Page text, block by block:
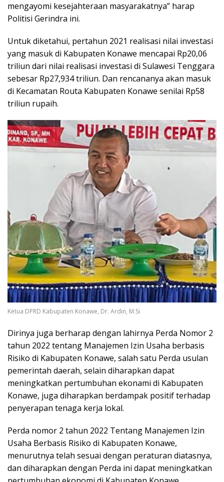
mengayomi kesejahteraan masyarakatnya” harap
Politisi Gerindra ini.
Untuk diketahui, pertahun 2021 realisasi nilai investasi
yang masuk di Kabupaten Konawe mencapai Rp20,06
triliun dari nilai realisasi investasi di Sulawesi Tenggara
sebesar Rp27,934 triliun. Dan rencananya akan masuk
di Kecamatan Routa Kabupaten Konawe senilai Rp58
triliun rupaih.
Ketua DPRD Kabupaten Konawe, Dr. Ardin, M.Si
Dirinya juga berharap dengan lahirnya Perda Nomor 2
tahun 2022 tentang Manajemen Izin Usaha berbasis
Risiko di Kabupaten Konawe, salah satu Perda usulan
pemerintah daerah, selain diharapkan dapat
meningkatkan pertumbuhan ekonami di Kabupaten
Konawe, juga diharapkan berdampak positif terhadap
penyerapan tenaga kerja lokal.
Perda nomor 2 tahun 2022 Tentang Manajemen Izin
Usaha Berbasis Risiko di Kabupaten Konawe,
menurutnya telah sesuai dengan peraturan diatasnya,
dan diharapkan dengan Perda ini dapat meningkatkan